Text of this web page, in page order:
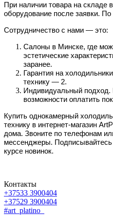
При наличии товара на складе
оборудование после заявки.
Сотрудничество с нами — это:
Салоны в Минске, где
эстетические
заранее.
Гарантия на
технику — 2.
Индивидуальный подход.
возможности оплатить
Купить однокамерный
технику в интернет-магазин
дома. Звоните по телефонам
мессенджеры.
курсе новинок.
Контакты
+37533 3900404
+37529 3900404
#art_platino